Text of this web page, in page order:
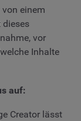
einem
dieses
vor
Inhalte
auf:
Creator lässt